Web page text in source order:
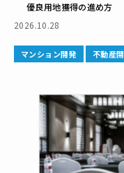
優良用地獲得の進め方
2026.10.28
マンション開発 不動産